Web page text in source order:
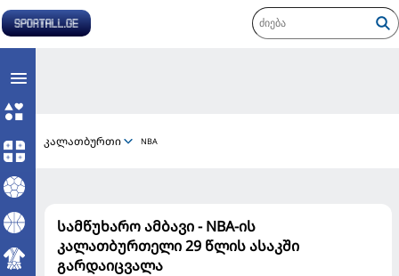
კალათბურთი NBA
სამწუხარო ამბავი - NBA-ის
კალათბურთელი 29 წლის ასაკში
გარდაიცვალა